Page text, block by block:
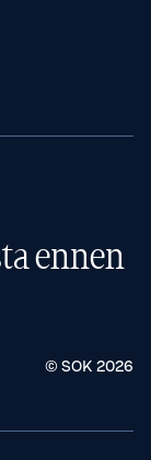
ennen
© SOK 2026